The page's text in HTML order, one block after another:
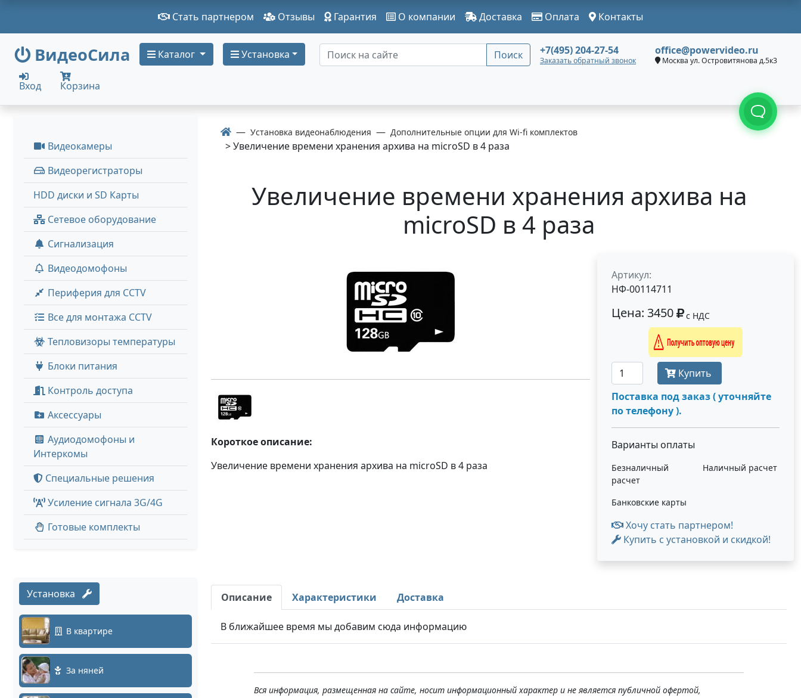
Стать партнером Отзывы Гарантия О компании Доставка Оплата Контакты
ВидеоСила Каталог Установка Поиск +7(495) 204-27-54
Заказать обратный звонок
office@powervideo.ru
Москва ул. Островитянова д.5к3
Вход Корзина
Видеокамеры
Видеорегистраторы
HDD диски и SD Карты
Сетевое оборудование
Сигнализация
Видеодомофоны
Периферия для CCTV
Все для монтажа CCTV
Тепловизоры температуры
Блоки питания
Контроль доступа
Аксессуары
Аудиодомофоны и
Интеркомы
Специальные решения
Усиление сигнала 3G/4G
Готовые комплекты
Установка
В квартире
За няней
Установка видеонаблюдения Дополнительные опции для Wi-fi комплектов
> Увеличение времени хранения архива на microSD в 4 раза
Увеличение времени хранения архива на
microSD в 4 раза
Короткое описание:
Увеличение времени хранения архива на microSD в 4 раза
Артикул:
НФ-00114711
Цена: 3450 с НДС
Получить оптовую цену
Купить
Поставка под заказ ( уточняйте
по телефону ).
Варианты оплаты
Безналичный
расчет
Наличный расчет
Банковские карты
Хочу стать партнером!
Купить с установкой и скидкой!
Описание Характеристики Доставка
В ближайшее время мы добавим сюда информацию
Вся информация, размещенная на сайте, носит информационный характер и не является публичной офертой,